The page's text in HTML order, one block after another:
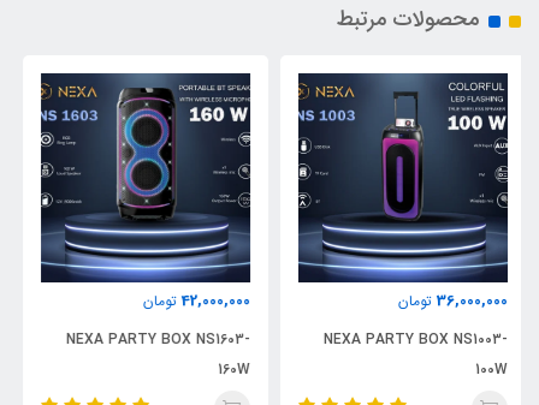
محصولات مرتبط
42,000,000 تومان
NEXA PARTY BOX NS1603-
160W
16,100,000 تومان
ساندبار هیسکا مدل B203